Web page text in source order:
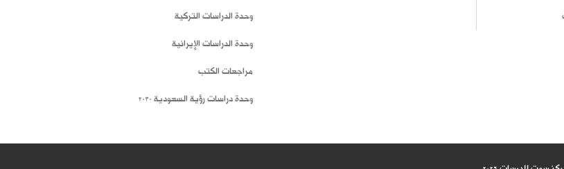
وحدة الدراسات التركية
وحدة الدراسات الإيرانية
مراجعات الكتب
وحدة دراسات رؤية السعودية 2030